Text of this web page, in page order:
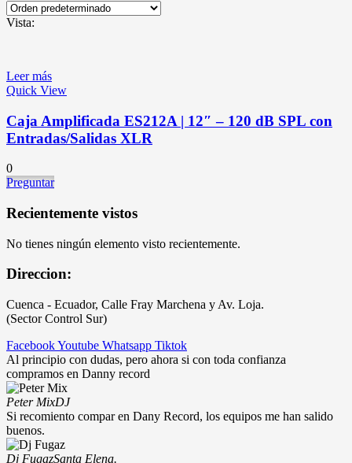
Vista:
Leer más
Quick View
Caja Amplificada ES212A | 12″ – 120 dB SPL con
Entradas/Salidas XLR
0
Preguntar
Recientemente vistos
No tienes ningún elemento visto recientemente.
Direccion:
Cuenca - Ecuador, Calle Fray Marchena y Av. Loja.
(Sector Control Sur)
FacebookYoutube Whatsapp Tiktok
Al principio con dudas, pero ahora si con toda confianza
compramos en Danny record
Peter MixDJ
Si recomiento compar en Dany Record, los equipos me han salido
buenos.
Dj FugazSanta Elena.